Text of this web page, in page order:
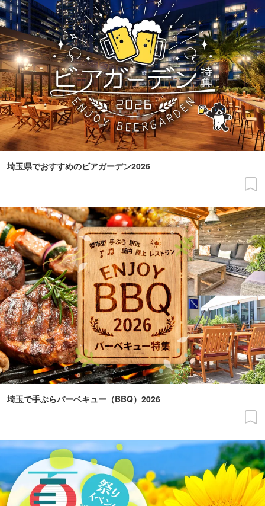
埼玉県でおすすめのビアガーデン2026
埼玉で手ぶらバーベキュー（BBQ）2026